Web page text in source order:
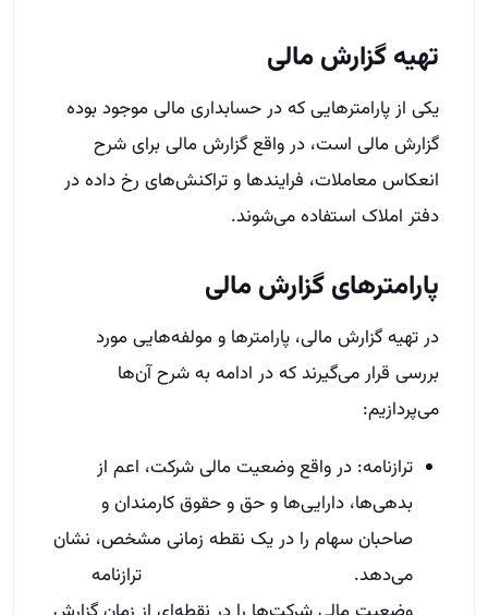
تهیه گزارش مالی
یکی از پارامتر‌هایی که در حسابداری مالی موجود بوده
گزارش مالی است، در واقع گزارش مالی برای شرح
انعکاس معاملات، فرایندها و تراکنش‌های رخ داده در
دفتر املاک استفاده می‌شوند.
پارامترهای گزارش مالی
در تهیه گزارش مالی، پارامترها و مولفه‌هایی مورد
بررسی قرار می‌گیرند که در ادامه به شرح آن‌ها
می‌پردازیم:
ترازنامه: در واقع وضعیت مالی شرکت، اعم از
بدهی‌ها، دارایی‌ها و حق و حقوق کارمندان و
صاحبان سهام را در یک نقطه زمانی مشخص، نشان
می‌دهد. ترازنامه